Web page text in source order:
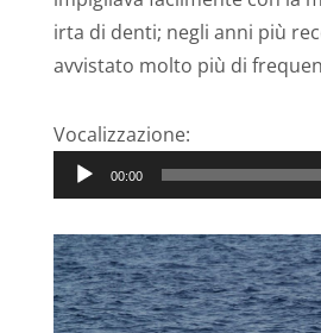
irta di denti; negli anni più
avvistato molto più di
Vocalizzazione:
Audio
Player
00:00